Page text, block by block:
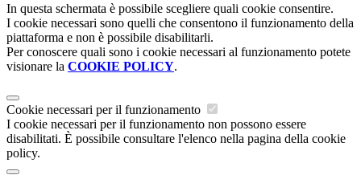
In questa schermata è possibile scegliere quali cookie consentire.
I cookie necessari sono quelli che consentono il funzionamento della
piattaforma e non è possibile disabilitarli.
Per conoscere quali sono i cookie necessari al funzionamento potete
visionare la COOKIE POLICY.
Cookie necessari per il funzionamento
I cookie necessari per il funzionamento non possono essere
disabilitati. È possibile consultare l'elenco nella pagina della cookie
policy.